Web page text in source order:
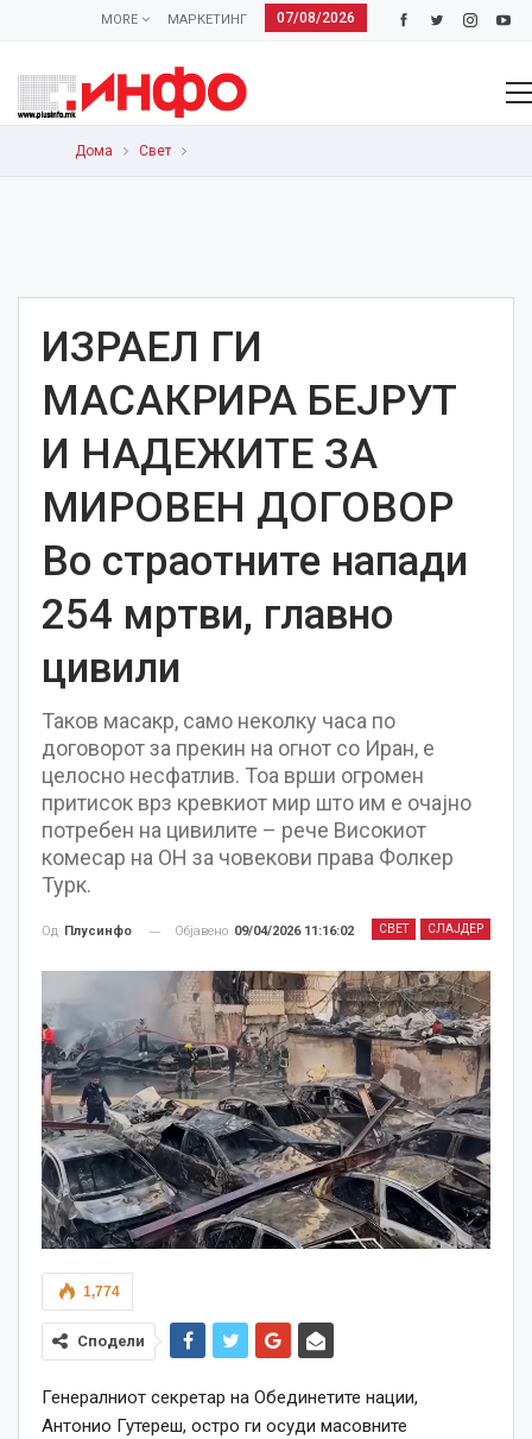
07/08/2026
МАРКЕТИНГ
MORE
Дома Свет
ИЗРАЕЛ ГИ
МАСАКРИРА БЕЈРУТ
И НАДЕЖИТЕ ЗА
МИРОВЕН ДОГОВОР
Во страотните напади
254 мртви, главно
цивили
Таков масакр, само неколку часа по
договорот за прекин на огнот со Иран, е
целосно несфатлив. Тоа врши огромен
притисок врз кревкиот мир што им е очајно
потребен на цивилите – рече Високиот
комесар на ОН за човекови права Фолкер
Турк.
СВЕТ СЛАЈДЕР
Од Плусинфо Објавено 09/04/2026 11:16:02
1,774
Сподели
Генералниот секретар на Обединетите нации,
Антонио Гутереш, остро ги осуди масовните